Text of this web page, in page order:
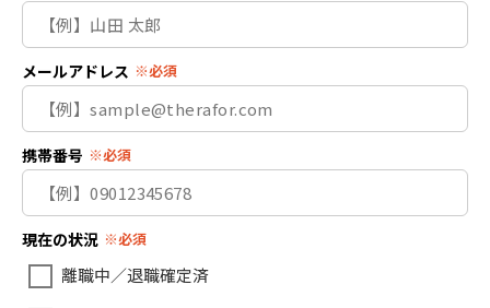
メールアドレス ※必須
携帯番号 ※必須
現在の状況 ※必須
離職中／退職確定済